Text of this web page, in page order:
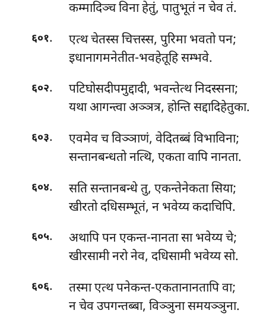
कम्मादिञ्च विना हेतुं, पातुभूतं न चेव तं.
६०१.
एत्थ चेतस्स चित्तस्स, पुरिमा भवतो पन;
इधानागमनेतीत-भवहेतूहि सम्भवे.
६०२.
पटिघोसदीपमुद्दादी, भवन्तेत्थ निदस्सना;
यथा आगन्त्वा अञ्ञत्र, होन्ति सद्दादिहेतुका.
६०३.
एवमेव च विञ्ञाणं, वेदितब्बं विभाविना;
सन्तानबन्धतो नत्थि, एकता वापि नानता.
६०४.
सति सन्तानबन्धे तु, एकन्तेनेकता सिया;
खीरतो दधिसम्भूतं, न भवेय्य कदाचिपि.
६०५.
अथापि पन एकन्त-नानता सा भवेय्य चे;
खीरसामी नरो नेव, दधिसामी भवेय्य सो.
६०६.
तस्मा एत्थ पनेकन्त-एकतानानतापि वा;
न चेव उपगन्तब्बा, विञ्ञुना समयञ्ञुना.